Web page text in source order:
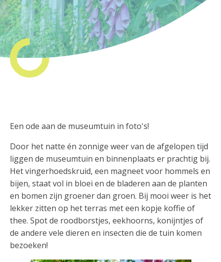
Een ode aan de museumtuin in foto's!
Door het natte én zonnige weer van de afgelopen tijd
liggen de museumtuin en binnenplaats er prachtig bij.
Het vingerhoedskruid, een magneet voor hommels en
bijen, staat vol in bloei en de bladeren aan de planten
en bomen zijn groener dan groen. Bij mooi weer is het
lekker zitten op het terras met een kopje koffie of
thee. Spot de roodborstjes, eekhoorns, konijntjes of
de andere vele dieren en insecten die de tuin komen
bezoeken!